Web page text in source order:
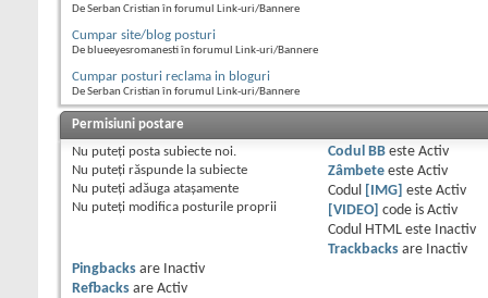
De Serban Cristian în forumul Link-uri/Bannere
Cumpar site/blog posturi
De blueeyesromanesti în forumul Link-uri/Bannere
Cumpar posturi reclama in bloguri
De Serban Cristian în forumul Link-uri/Bannere
Permisiuni postare
Nu puteţi posta subiecte noi.
Nu puteţi răspunde la subiecte
Nu puteţi adăuga ataşamente
Nu puteţi modifica posturile proprii
Codul BBeste Activ
Zâmbeteeste Activ
Codul
[IMG] este Activ
[VIDEO]
code is Activ
Codul HTML este
Inactiv
Trackbacksare
Inactiv
Pingbacks are
Inactiv
Refbacks are Activ